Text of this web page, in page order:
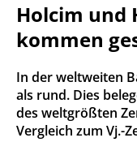
Holcim und
kommen
In der weltweiten
als rund. Dies
des weltgrößten
Vergleich zum Vj.-